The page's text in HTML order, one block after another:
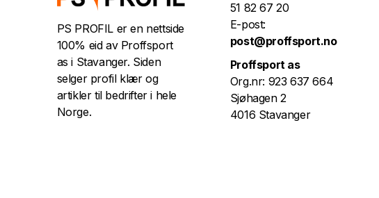
PS PROFIL er en nettside
100% eid av Proffsport
as i Stavanger. Siden
selger profil klær og
artikler til bedrifter i hele
Norge.
51 82 67 20
E-post:
post@proffsport.no
Proffsport as
Org.nr: 923 637 664
Sjøhagen 2
4016 Stavanger